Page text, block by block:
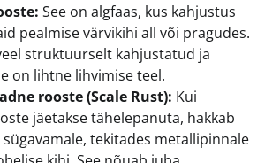
See on algfaas, kus kahjustus
pealmise värvikihi all või pragudes.
struktuurselt kahjustatud ja
on lihtne lihvimise teel.
rooste (Scale Rust): Kui
jäetakse tähelepanuta, hakkab
tekitades metallipinnale